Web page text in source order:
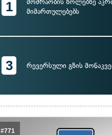
1
მოძრაობის ზოლებზე
მიმართულებებს
3 რევერსული გზის
#771